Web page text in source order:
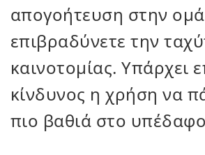
απογοήτευση στην
επιβραδύνετε την
καινοτομίας. Υπάρχει
κίνδυνος η χρήση να
πιο βαθιά στο